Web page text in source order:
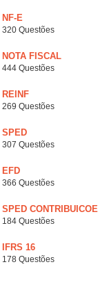
NF-E
320 Questões
NOTA FISCAL
444 Questões
REINF
269 Questões
SPED
307 Questões
EFD
366 Questões
SPED
184 Questões
IFRS 16
178 Questões